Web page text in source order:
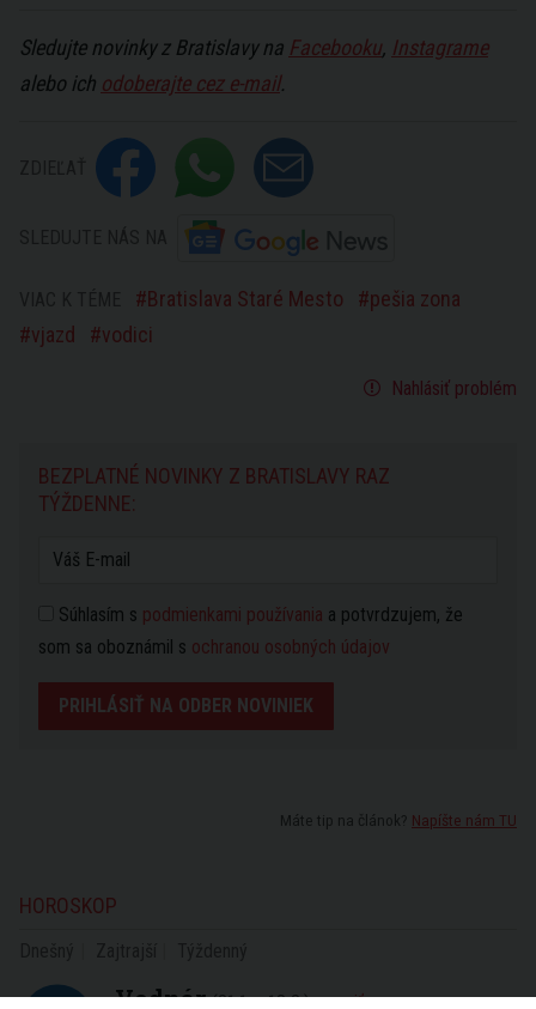
Sledujte novinky z Bratislavy na Facebooku, Instagrame
alebo ich odoberajte cez e-mail.
Bratislava Staré Mesto
pešia zona
vjazd
vodici
Nahlásiť problém
BEZPLATNÉ NOVINKY Z BRATISLAVY RAZ
TÝŽDENNE:
Súhlasím s podmienkami používania a potvrdzujem, že
som sa oboznámil s ochranou osobných údajov
PRIHLÁSIŤ NA ODBER NOVINIEK
Máte tip na článok? Napíšte nám TU
HOROSKOP
Vodnár (21.1. - 18.2.) zmeniť